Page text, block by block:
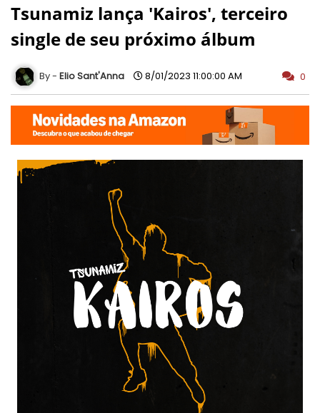
Tsunamiz lança 'Kairos', terceiro
single de seu próximo álbum
Elio Sant'Anna 8/01/2023 11:00:00 AM 0